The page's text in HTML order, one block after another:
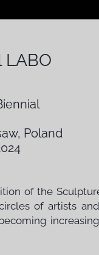
LABO
Poland
of the
of artists